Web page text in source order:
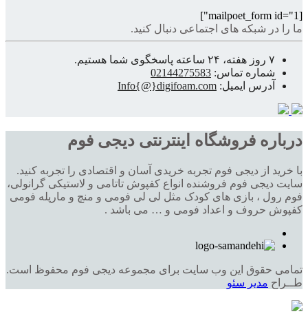
[mailpoet_form id="1"]
ما را در شبکه های اجتماعی دنبال کنید.
۷ روز هفته، ۲۴ ساعته پاسخگوی شما هستیم.
شماره تماس: 02144275583
آدرس ایمیل: Info{@}digifoam.com
درباره فروشگاه اینترنتی دیجی فوم
با خرید از دیجی فوم تجربه خریدی آسان و اقتصادی را تجربه کنید.
سایت دیجی فوم فروشنده انواع کفپوش تاتامی و لاستیکی گرانولی،
فوم رول ، بازی های کودک مثل لی لی فومی و منچ و مارپله فومی
کفپوش حروف و اعداد فومی و … می باشد .
تمامی حقوق این وب سایت برای مجموعه دیجی فوم محفوظ است.
طــراح مدیر سئو